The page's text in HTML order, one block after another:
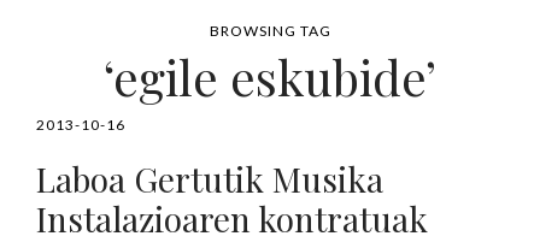
BROWSING TAG
‘egile eskubide’
2013-10-16
Laboa Gertutik Musika
Instalazioaren kontratuak